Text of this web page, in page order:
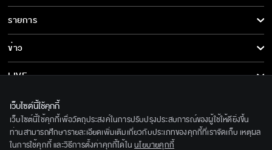
ละคร/ซีรีส์
ซีรีส์นานาชาติ
การ์ตูน & เกม
รายการ
รายการทั้งหมด
ข่าว
ข่าวทั้งหมด
ข่าวประชาสัมพันธ์
LIVE
เกี่ยวกับเรา
BEC World
รู้จักเรา
ติดตามเราได้ที่
เว็บไซต์นี้ใช้คุกกี้
เว็บไซต์นี้ใช้คุกกี้เพื่อวัตถุประสงค์ในการปรับปรุงประสบการณ์ของผู้ใช้ให้ดียิ่งขึ้น
ท่านสามารถศึกษารายละเอียดเพิ่มเติมเกี่ยวกับประเภทของคุกกี้ที่เราจัดเก็บ เหตุผล
ในการใช้คุกกี้ และวิธีการตั้งค่าคุกกี้ได้ใน นโยบายคุกกี้